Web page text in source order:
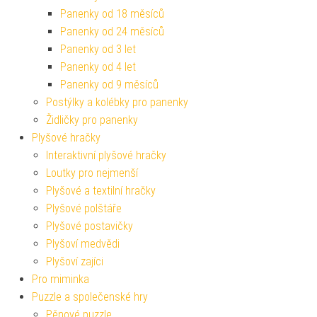
Panenky od 18 měsíců
Panenky od 24 měsíců
Panenky od 3 let
Panenky od 4 let
Panenky od 9 měsíců
Postýlky a kolébky pro panenky
Židličky pro panenky
Plyšové hračky
Interaktivní plyšové hračky
Loutky pro nejmenší
Plyšové a textilní hračky
Plyšové polštáře
Plyšové postavičky
Plyšoví medvědi
Plyšoví zajíci
Pro miminka
Puzzle a společenské hry